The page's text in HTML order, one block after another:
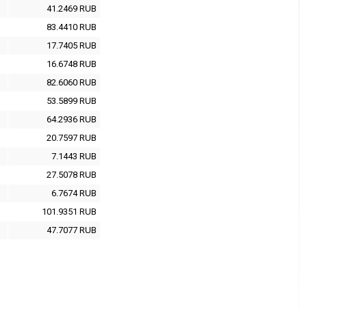
41.2469 RUB
83.4410 RUB
17.7405 RUB
16.6748 RUB
82.6060 RUB
53.5899 RUB
64.2936 RUB
20.7597 RUB
7.1443 RUB
27.5078 RUB
6.7674RUB
101.9351 RUB
47.7077 RUB